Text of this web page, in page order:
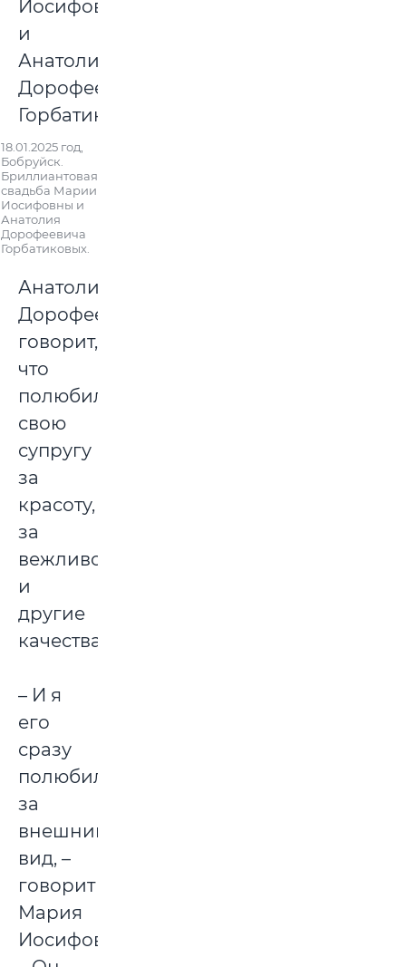
18.01.2025 год,
Бобруйск.
Бриллиантовая
свадьба Марии
Иосифовны и
Анатолия
Дорофеевича
Горбатиковых.
Анатолий
Дорофеевич
говорит,
что
полюбил
свою
супругу
за
красоту,
за
вежливость
и
другие
качества.
– И я
его
сразу
полюбила
за
внешний
вид, –
говорит
Мария
Иосифовна.